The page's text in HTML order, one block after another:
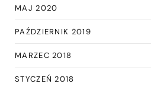
MAJ 2020
PAŹDZIERNIK 2019
MARZEC 2018
STYCZEŃ 2018